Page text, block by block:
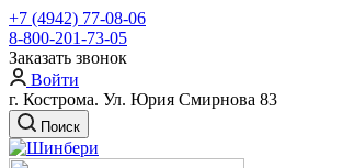
+7 (4942) 77-08-06
8-800-201-73-05
Заказать звонок
Войти
г. Кострома. Ул. Юрия Смирнова 83
Поиск